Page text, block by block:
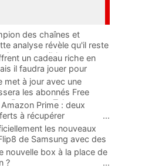
des chaînes et
analyse révèle qu'il reste
ajouts possibles
un cadeau riche en
il faudra jouer pour
met à jour avec une
les abonnés Free
Bouygues Telecom
Prime : deux
à récupérer
...
les nouveaux
de Samsung avec des
...
nouvelle box à la place de
?
...